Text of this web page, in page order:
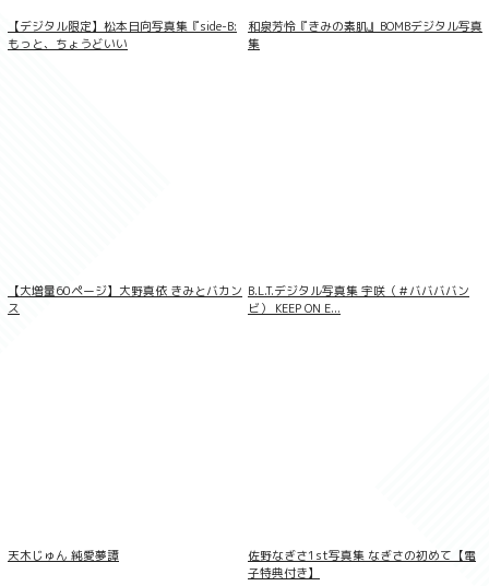
【デジタル限定】松本日向写真集『side-B:
もっと、ちょうどいい
和泉芳怜『きみの素肌』BOMBデジタル写真
集
【大増量60ページ】大野真依 きみとバカン
ス
B.L.T.デジタル写真集 宇咲（＃ババババン
ビ） KEEP ON E...
天木じゅん 純愛夢譚
佐野なぎさ1st写真集 なぎさの初めて【電
子特典付き】